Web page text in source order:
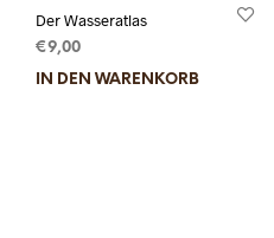
Der Wasseratlas
€9,00
IN DEN WARENKORB